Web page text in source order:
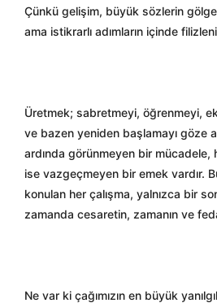
Çünkü gelişim, büyük sözlerin
ama istikrarlı adımların içinde
Üretmek; sabretmeyi, öğrenmeyi,
ve bazen yeniden başlamayı göze
ardında görünmeyen bir mücadele,
ise vazgeçmeyen bir emek vardır.
konulan her çalışma, yalnızca bir
zamanda cesaretin, zamanın ve
Ne var ki çağımızın en büyük